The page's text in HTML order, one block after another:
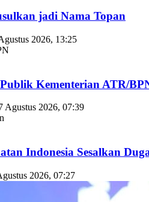
jadi Nama Topan
2026, 13:25
Kementerian ATR/
Agustus 2026, 07:39
Indonesia Sesalkan
2026, 07:27